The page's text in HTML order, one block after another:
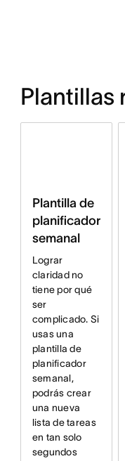
Plantillas
Plantilla de
planificador
semanal
Lograr
claridad no
tiene por qué
ser
complicado. Si
usas una
plantilla de
planificador
semanal,
podrás crear
una nueva
lista de tareas
en tan solo
segundos